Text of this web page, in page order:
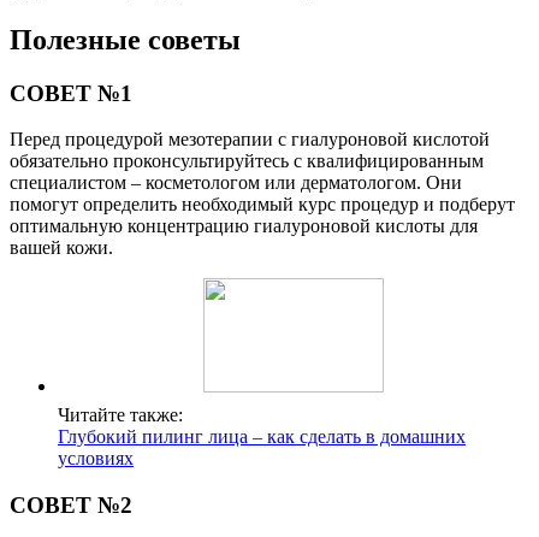
Полезные советы
СОВЕТ №1
Перед процедурой мезотерапии с гиалуроновой кислотой
обязательно проконсультируйтесь с квалифицированным
специалистом – косметологом или дерматологом. Они
помогут определить необходимый курс процедур и подберут
оптимальную концентрацию гиалуроновой кислоты для
вашей кожи.
Читайте также:
Глубокий пилинг лица – как сделать в домашних
условиях
СОВЕТ №2